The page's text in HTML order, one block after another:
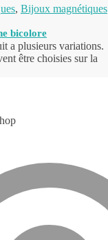
, Bijoux magnétiques
bicolore
a plusieurs variations.
être choisies sur la